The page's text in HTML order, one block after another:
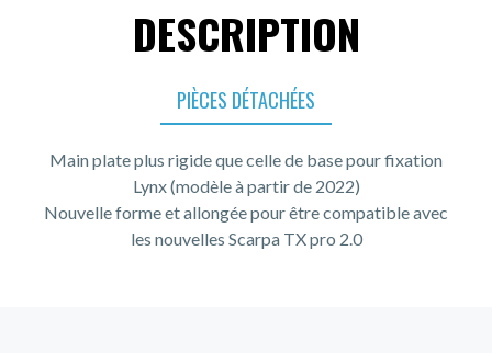
DESCRIPTION
PIÈCES DÉTACHÉES
Main plate plus rigide que celle de base pour fixation
Lynx (modèle à partir de 2022)
Nouvelle forme et allongée pour être compatible avec
les nouvelles Scarpa TX pro 2.0